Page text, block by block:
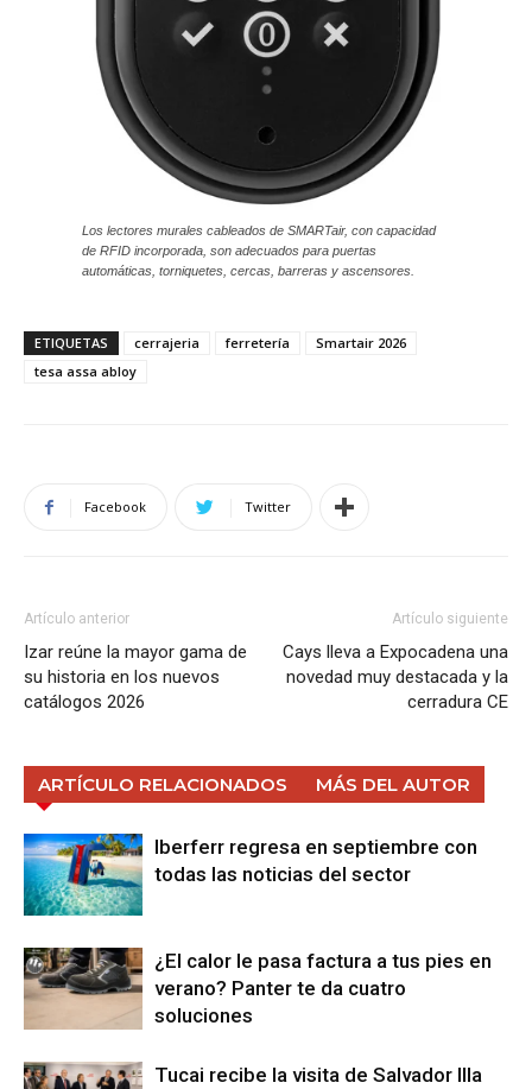
Los lectores murales cableados de SMARTair, con capacidad
de RFID incorporada, son adecuados para puertas
automáticas, torniquetes, cercas, barreras y ascensores.
ETIQUETAS cerrajeria ferretería
Smartair 2026
tesa assa abloy
Facebook Twitter
Artículo anterior
Izar reúne la mayor gama de
su historia en los nuevos
catálogos 2026
Artículo siguiente
Cays lleva a Expocadena una
novedad muy destacada y la
cerradura CE
ARTÍCULO RELACIONADOS MÁS DEL AUTOR
Iberferr regresa en septiembre con
todas las noticias del sector
¿El calor le pasa factura a tus pies en
verano? Panter te da cuatro
soluciones
Tucai recibe la visita de Salvador Illa